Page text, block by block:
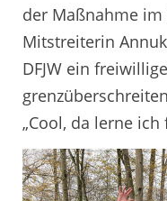
der Maßnahme
Mitstreiterin
DFJW ein
„Cool, da lerne ich